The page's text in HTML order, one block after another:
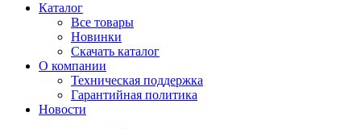
Каталог
Все товары
Новинки
Скачать каталог
О компании
Техническая поддержка
Гарантийная политика
Новости